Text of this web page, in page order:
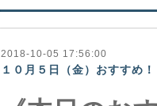
2018-10-05 17:56:00
１０月５日（金）おすすめ！